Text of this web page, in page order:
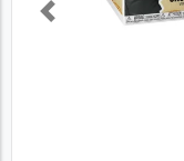
Previous